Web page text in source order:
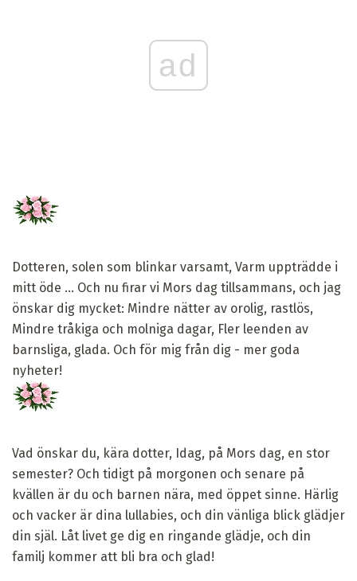
ad
Dotteren, solen som blinkar varsamt, Varm uppträdde i
mitt öde ... Och nu firar vi Mors dag tillsammans, och jag
önskar dig mycket: Mindre nätter av orolig, rastlös,
Mindre tråkiga och molniga dagar, Fler leenden av
barnsliga, glada. Och för mig från dig - mer goda
nyheter!
Vad önskar du, kära dotter, Idag, på Mors dag, en stor
semester? Och tidigt på morgonen och senare på
kvällen är du och barnen nära, med öppet sinne. Härlig
och vacker är dina lullabies, och din vänliga blick glädjer
din själ. Låt livet ge dig en ringande glädje, och din
familj kommer att bli bra och glad!